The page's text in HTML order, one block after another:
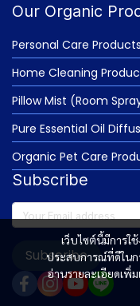
เว็บไซต์นี้มีการใ
ประสบการณ์ที่ดีในก
อ่านรายละเอียดเพิ่
Our Organic
Personal Care Products
Home Cleaning
Pillow Mist (Room
Pure Essential Oil
Organic Pet Care
Subscribe
Subscribe